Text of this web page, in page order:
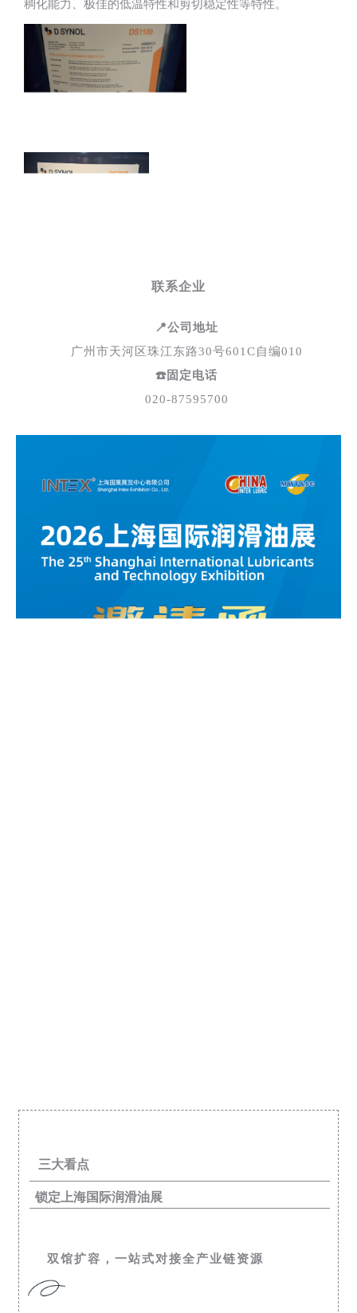
稠化能力、极佳的低温特性和剪切稳定性等特性。
联系企业
📍公司地址
广州市天河区珠江东路30号601C自编010
☎️固定电话
020-87595700
三大看点
锁定上海国际润滑油展
双馆扩容，一站式对接全产业链资源